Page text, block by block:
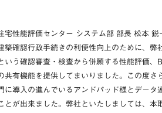
宅性能評価センター システム部 部長 松本 鋭
築確認行政手続きの利便性向上のために、
いう確認審査・検査から併願する性能評価
共有機能を提供してまいりました。この度
に導入の進んでいるアンドパッド様とデー
とが出来ました。弊社といたしましては、